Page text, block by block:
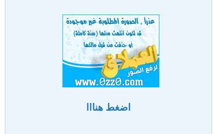
اضغط هنااا